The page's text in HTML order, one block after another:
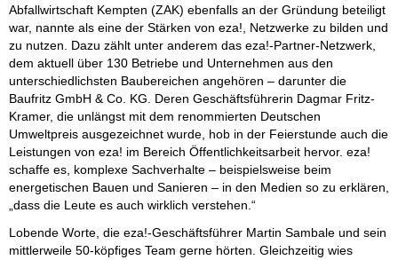
Abfallwirtschaft Kempten (ZAK) ebenfalls an der Gründung beteiligt
war, nannte als eine der Stärken von eza!, Netzwerke zu bilden und
zu nutzen. Dazu zählt unter anderem das eza!-Partner-Netzwerk,
dem aktuell über 130 Betriebe und Unternehmen aus den
unterschiedlichsten Baubereichen angehören – darunter die
Baufritz GmbH & Co. KG. Deren Geschäftsführerin Dagmar Fritz-
Kramer, die unlängst mit dem renommierten Deutschen
Umweltpreis ausgezeichnet wurde, hob in der Feierstunde auch die
Leistungen von eza! im Bereich Öffentlichkeitsarbeit hervor. eza!
schaffe es, komplexe Sachverhalte – beispielsweise beim
energetischen Bauen und Sanieren – in den Medien so zu erklären,
„dass die Leute es auch wirklich verstehen.“
Lobende Worte, die eza!-Geschäftsführer Martin Sambale und sein
mittlerweile 50-köpfiges Team gerne hörten. Gleichzeitig wies